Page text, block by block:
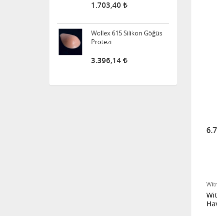
Wollex 615 Silikon Göğüs
Protezi